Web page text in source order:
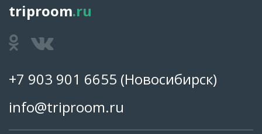
triproom.ru
+7 903 901 6655 (Новосибирск)
info@triproom.ru